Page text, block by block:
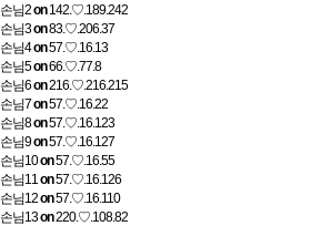
손님2on 142.♡.189.242
손님3on83.♡.206.37
손님4on57.♡.16.13
손님5on66.♡.77.8
손님6on216.♡.216.215
손님7on57.♡.16.22
손님8on57.♡.16.123
손님9on57.♡.16.127
손님10on57.♡.16.55
손님11on57.♡.16.126
손님12on57.♡.16.110
손님13on220.♡.108.82